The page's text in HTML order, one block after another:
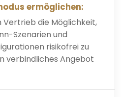
ermöglichen:
Vertrieb die Möglichkeit,
Szenarien und
risikofrei zu
verbindliches Angebot